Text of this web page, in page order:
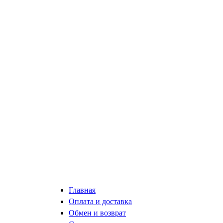
Главная
Оплата и доставка
Обмен и возврат